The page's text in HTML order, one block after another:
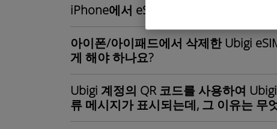
iPhone에서 eSIM 프로필을 어떻게 활
아이폰/아이패드에서 삭제한 Ubigi
게 해야 하나요?
Ubigi 계정의 QR 코드를 사용하여
류 메시지가 표시되는데, 그 이유는 무